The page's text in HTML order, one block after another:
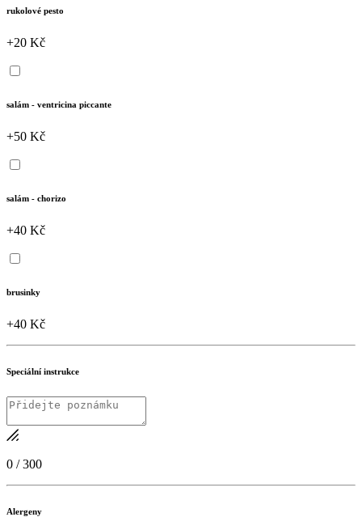
rukolové pesto
+20 Kč
salám - ventricina piccante
+50 Kč
salám - chorizo
+40 Kč
brusinky
+40 Kč
Speciální instrukce
0 /300
Alergeny